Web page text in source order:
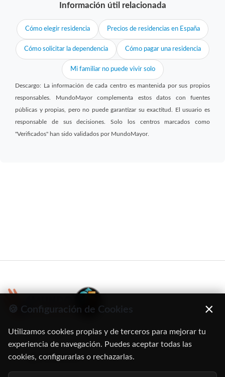
Información útil relacionada
Cómo elegir residencia Precios de residencias en España
Cómo solicitar la dependencia Cómo pagar una residencia
Mi familiar no puede vivir solo
Descargo: La información de cada centro es mantenida por sus propios
responsables. MundoMayor complementa estos datos con fuentes
públicas y propias, pero no puede garantizar su exactitud. El usuario es
responsable de sus decisiones. Solo los centros marcados como
"Verificados" han sido validados por MundoMayor.
C/ Oruro, 11. 28016 Madrid
91 345 06 26
🍪 Configuración de Cookies ×
Utilizamos cookies propias y de terceros para mejorar tu
experiencia de navegación. Puedes aceptar todas las
cookies, configurarlas o rechazarlas.